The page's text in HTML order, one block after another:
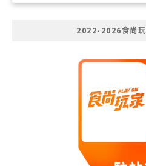
2022-2026食尚